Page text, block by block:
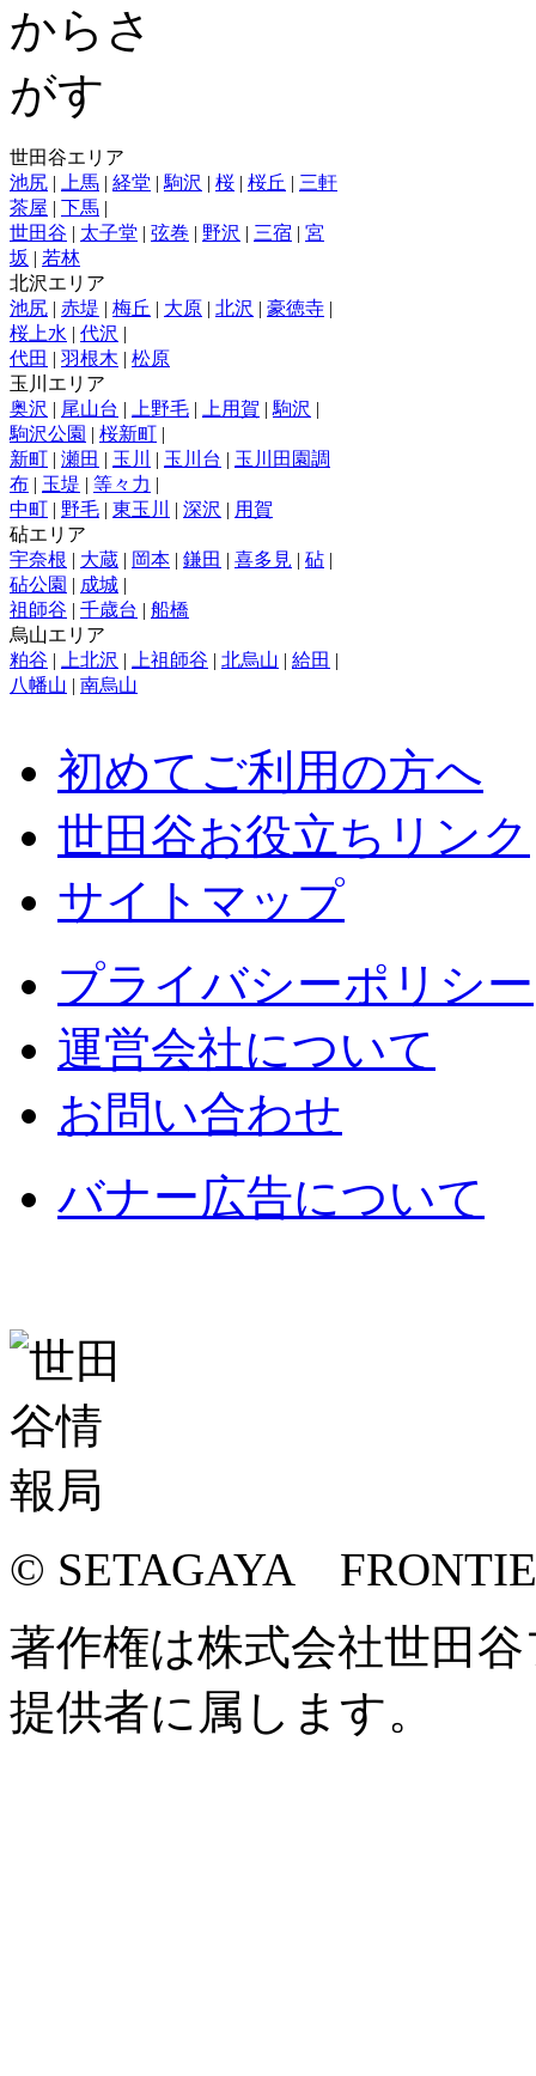
世田谷エリア
池尻 | 上馬 | 経堂 | 駒沢 | 桜 | 桜丘 | 三軒
茶屋 | 下馬 |
世田谷 | 太子堂 | 弦巻 | 野沢 | 三宿 | 宮
坂 | 若林
北沢エリア
池尻 | 赤堤 | 梅丘 | 大原 | 北沢 | 豪徳寺 |
桜上水 | 代沢 |
代田 | 羽根木 | 松原
玉川エリア
奥沢 | 尾山台 | 上野毛 | 上用賀 | 駒沢 |
駒沢公園 | 桜新町 |
新町 | 瀬田 | 玉川 | 玉川台 | 玉川田園調
布 | 玉堤 | 等々力 |
中町 | 野毛 | 東玉川 | 深沢 | 用賀
砧エリア
宇奈根 | 大蔵 | 岡本 | 鎌田 | 喜多見 | 砧 |
砧公園 | 成城 |
祖師谷 | 千歳台 | 船橋
烏山エリア
粕谷 | 上北沢 | 上祖師谷 | 北烏山 | 給田 |
八幡山 | 南烏山
初めてご利用の方へ
世田谷お役立ちリンク
サイトマップ
プライバシーポリシー
運営会社について
お問い合わせ
バナー広告について
© SETAGAYA
著作権は株式会社世田
提供者に属します。